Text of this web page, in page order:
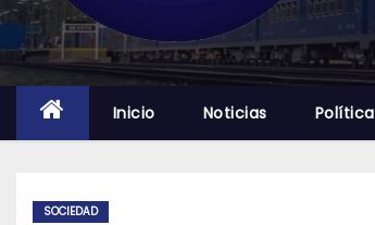
Inicio Noticias Política
SOCIEDAD